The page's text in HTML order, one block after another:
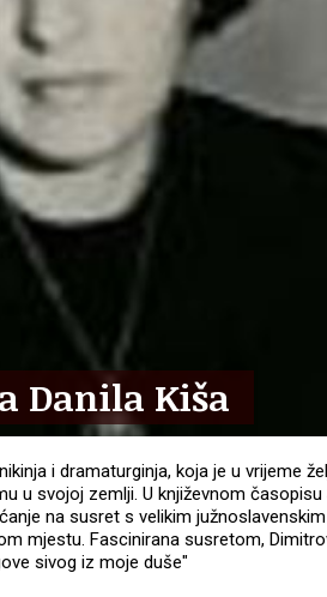
Danila Kiša
i dramaturginja, koja je u vrijeme
u svojoj zemlji. U književnom časopisu
na susret s velikim
mjestu. Fascinirana susretom,
sivog iz moje duše"